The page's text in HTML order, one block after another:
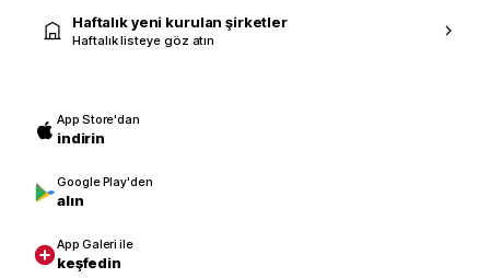
Haftalık yeni kurulan şirketler
Haftalık listeye göz atın
App Store'dan
indirin
Google Play'den
alın
App Galeri ile
keşfedin